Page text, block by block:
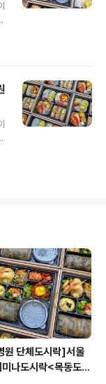
원 단체도시락]서울
나도시락<목동도시